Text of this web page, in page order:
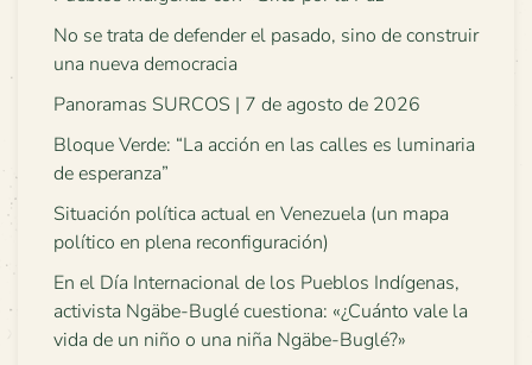
No se trata de defender el pasado, sino de construir
una nueva democracia
Panoramas SURCOS | 7 de agosto de 2026
Bloque Verde: “La acción en las calles es luminaria
de esperanza”
Situación política actual en Venezuela (un mapa
político en plena reconfiguración)
En el Día Internacional de los Pueblos Indígenas,
activista Ngäbe-Buglé cuestiona: «¿Cuánto vale la
vida de un niño o una niña Ngäbe-Buglé?»